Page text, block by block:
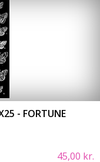
- FORTUNE
45,00 kr.